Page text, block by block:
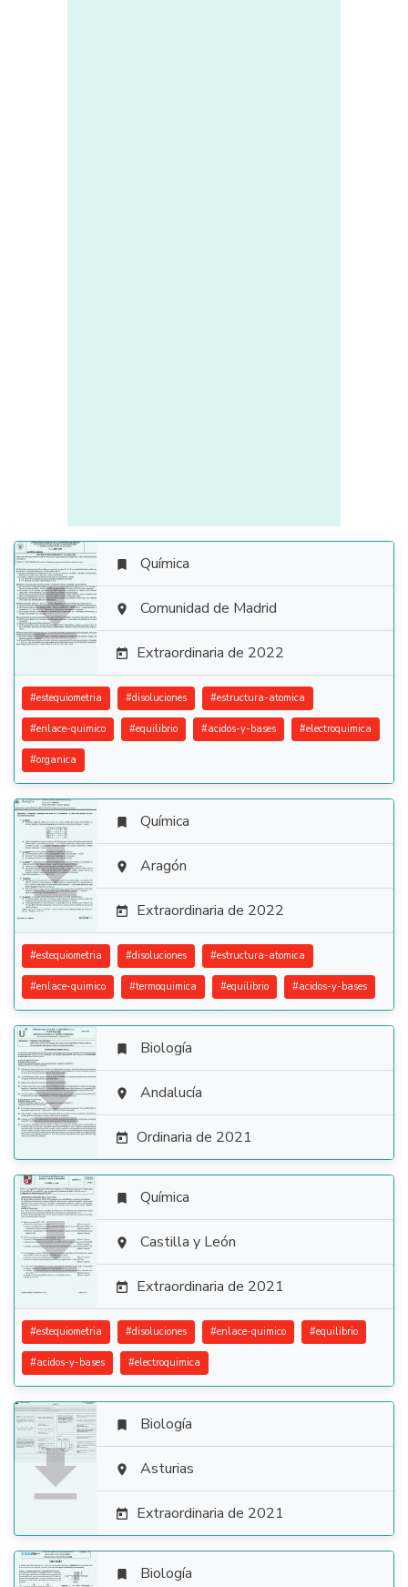

 Química
 Comunidad de Madrid
 Extraordinaria de 2022
#estequiometria #disoluciones #estructura-atomica
#enlace-quimico #equilibrio #acidos-y-bases #electroquimica
#organica

 Química
 Aragón
 Extraordinaria de 2022
#estequiometria #disoluciones #estructura-atomica
#enlace-quimico #termoquimica #equilibrio #acidos-y-bases

 Biología
 Andalucía
 Ordinaria de 2021

 Química
 Castilla y León
 Extraordinaria de 2021
#estequiometria #disoluciones #enlace-quimico #equilibrio
#acidos-y-bases #electroquimica

 Biología
 Asturias
 Extraordinaria de 2021
 Biología